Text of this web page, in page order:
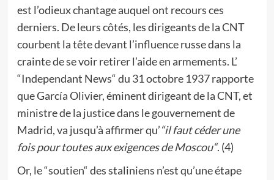
est l’odieux chantage auquel ont recours ces
derniers. De leurs côtés, les dirigeants de la CNT
courbent la tête devant l’influence russe dans la
crainte de se voir retirer l’aide en armements. L’
“Independant News“ du 31 octobre 1937 rapporte
que García Olivier, éminent dirigeant de la CNT, et
ministre de la justice dans le gouvernement de
Madrid, va jusqu’à affirmer qu’“il faut céder une
fois pour toutes aux exigences de Moscou“. (4)
Or, le “soutien“ des staliniens n’est qu’une étape